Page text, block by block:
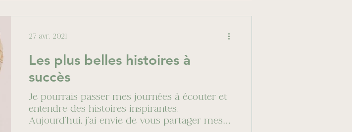
Les plus belles histoires à
succès
Je pourrais passer mes journées à écouter et
entendre des histoires inspirantes.
Aujourd’hui, j’ai envie de vous partager mes
27 avr. 2021